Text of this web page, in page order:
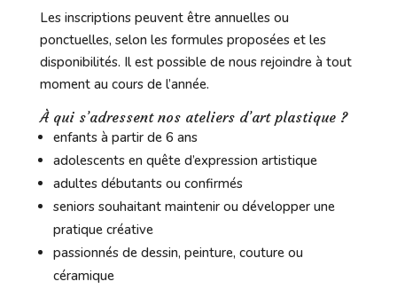
Les inscriptions peuvent être annuelles ou
ponctuelles, selon les formules proposées et les
disponibilités. Il est possible de nous rejoindre à tout
moment au cours de l’année.
À qui s’adressent nos ateliers d’art plastique ?
enfants à partir de 6 ans
adolescents en quête d’expression artistique
adultes débutants ou confirmés
seniors souhaitant maintenir ou développer une
pratique créative
passionnés de dessin, peinture, couture ou
céramique